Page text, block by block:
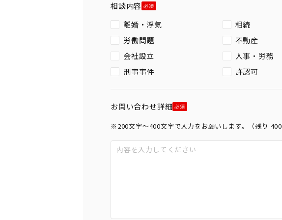
相談内容
離婚・浮気
相続
労働問題
不動産
会社設立
人事・労務
刑事事件
許認可
お問い合わせ詳細
※200文字〜400文字で入力をお願いします。（残り 400